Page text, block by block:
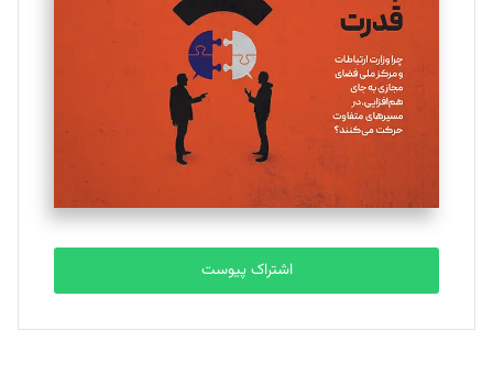
تحریریه
ملینا جعفری
تحریریه
مصطفی مسجدی آرانی
تحریریه
بابک نقاش
تحریریه
اشتراک پیوست